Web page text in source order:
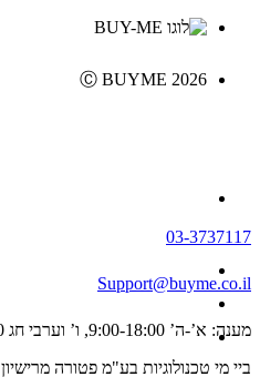
Ⓒ BUYME 2026
03-3737117
Support@buyme.co.il
מענה: א’-ה’ 9:00-18:00, ו’ וערבי חג 9:00-13:00
ביי מי טכנולוגיות בע"מ פטורה